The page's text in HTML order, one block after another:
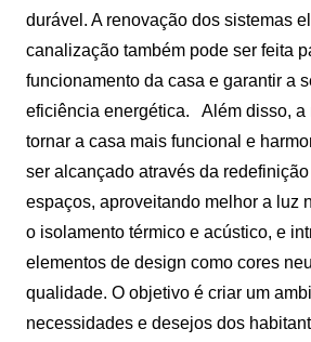
durável. A renovação dos sistemas
canalização também pode ser feita
funcionamento da casa e garantir a
eficiência energética.
Além disso, a
tornar a casa mais funcional e
ser alcançado através da
espaços, aproveitando melhor a luz
o isolamento térmico e acústico, e
elementos de design como cores
qualidade. O objetivo é criar um
necessidades e desejos dos